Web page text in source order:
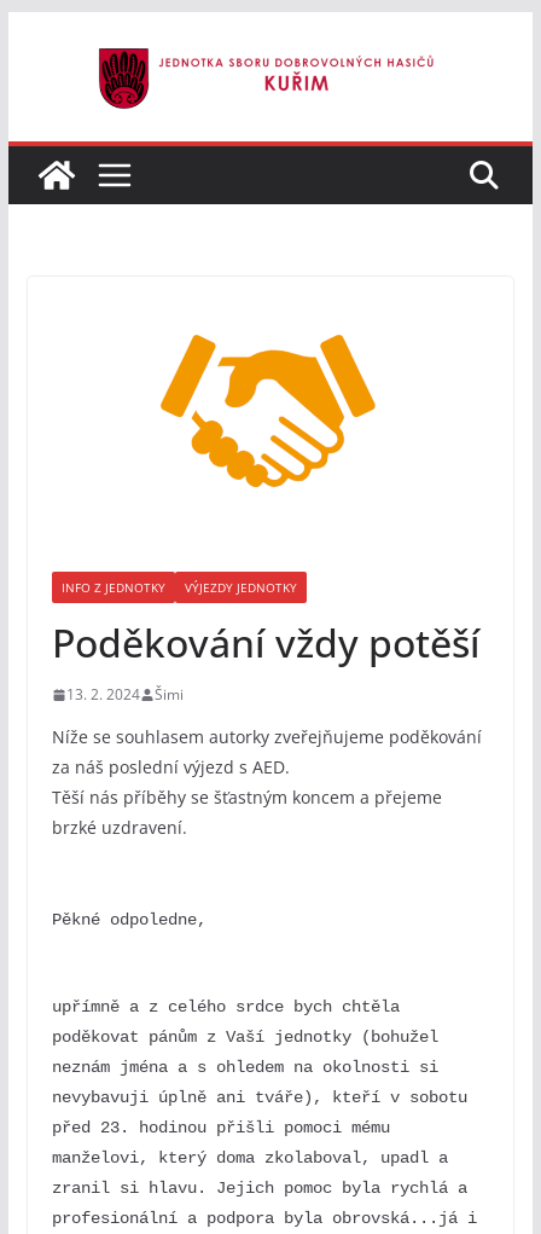
INFO Z JEDNOTKY VÝJEZDY JEDNOTKY
Poděkování vždy potěší
13. 2. 2024 Šimi
Níže se souhlasem autorky zveřejňujeme poděkování
za náš poslední výjezd s AED.
Těší nás příběhy se šťastným koncem a přejeme
brzké uzdravení.
Pěkné odpoledne,
upřímně a z celého srdce bych chtěla
poděkovat pánům z Vaší jednotky (bohužel
neznám jména a s ohledem na okolnosti si
nevybavuji úplně ani tváře), kteří v sobotu
před 23. hodinou přišli pomoci mému
manželovi, který doma zkolaboval, upadl a
zranil si hlavu. Jejich pomoc byla rychlá a
profesionální a podpora byla obrovská...já i